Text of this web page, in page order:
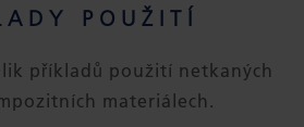
POUŽITÍ
příkladů použití netkaných
materiálech.